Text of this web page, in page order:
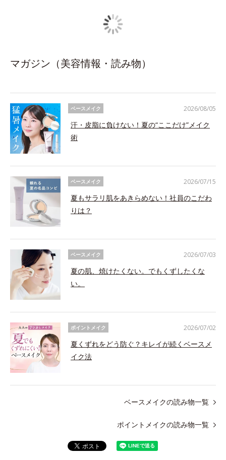
マガジン（美容情報・読み物）
ベースメイク
汗・皮脂に負けない！夏の“ここだけ”メイク
術
2026/08/05
ベースメイク
夏もサラリ肌をあきらめない！社員のこだわ
りは？
2026/07/15
ベースメイク
夏の肌、焼けたくない。でもくずしたくな
い。
2026/07/03
ポイントメイク
夏くずれをどう防ぐ？キレイが続くベースメ
イク法
2026/07/02
ベースメイクの読み物一覧
ポイントメイクの読み物一覧